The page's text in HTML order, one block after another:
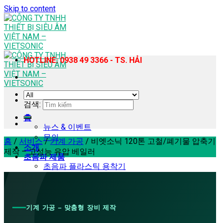
Skip to content
홈
뉴스 & 이벤트
문의
소개
초음파 제품
초음파 플라스틱 용착기
초음파 커팅기
HOTLINE: 0938 49 3366 - TS. HẢI
검색:
홈 / 서비스 / 기계 가공 / 비엣소닉 120톤 고철/폐기물 압축기
제작 – 고성능 유압 베일러
기계 가공 – 맞춤형 장비 제작